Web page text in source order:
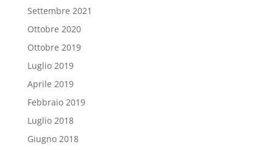
Settembre 2021
Ottobre 2020
Ottobre 2019
Luglio 2019
Aprile 2019
Febbraio 2019
Luglio 2018
Giugno 2018